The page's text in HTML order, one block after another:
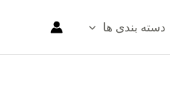
دسته بندی ها